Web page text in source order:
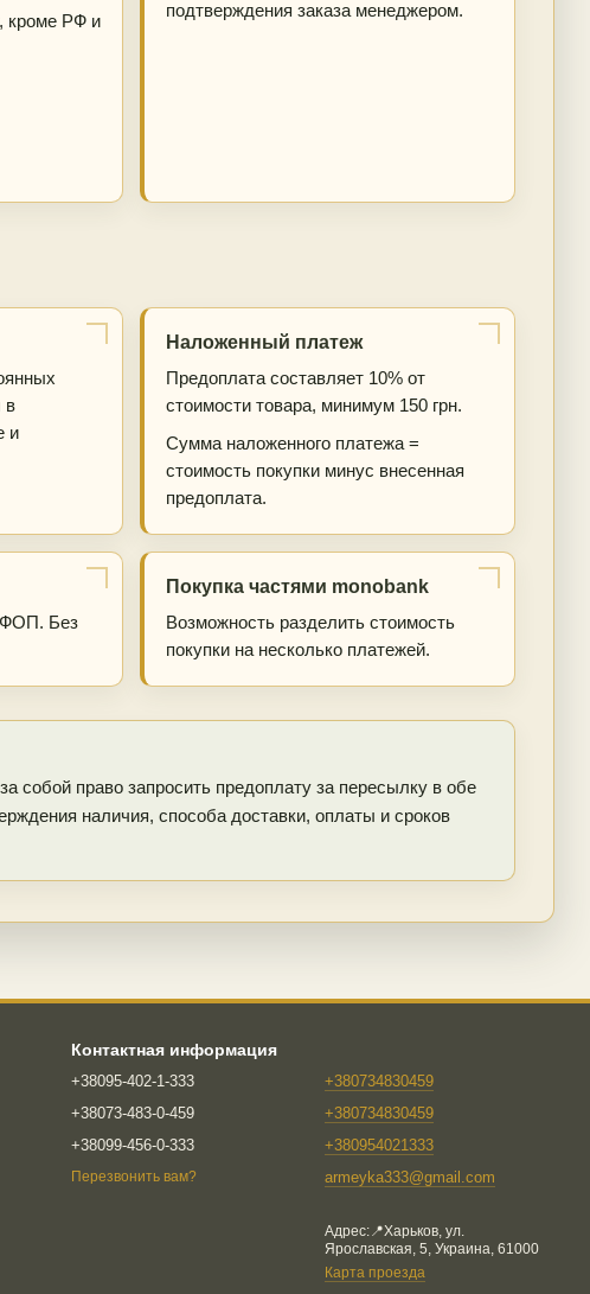
кроме РФ и
подтверждения заказа менеджером.
в
и
Наложенный платеж
Предоплата составляет 10% от
стоимости товара, минимум 150 грн.
Сумма наложенного платежа =
стоимость покупки минус внесенная
предоплата.
ФОП. Без
Покупка частями monobank
Возможность разделить стоимость
покупки на несколько платежей.
собой право запросить предоплату за пересылку в обе
наличия, способа доставки, оплаты и сроков
Контактная информация
+38095-402-1-333
+38073-483-0-459
+38099-456-0-333
Перезвонить вам?
+380734830459
+380734830459
+380954021333
armeyka333@gmail.com
Адрес:📍Харьков, ул.
Ярославская, 5, Украина, 61000
Карта проезда